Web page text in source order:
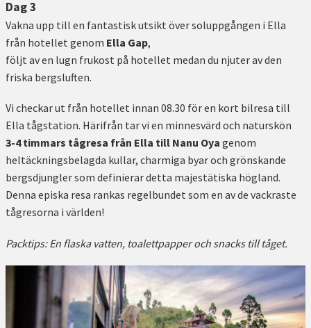
Dag 3
Vakna upp till en fantastisk utsikt över soluppgången i Ella
från hotellet genom Ella Gap,
följt av en lugn frukost på hotellet medan du njuter av den
friska bergsluften.
Vi checkar ut från hotellet innan 08.30 för en kort bilresa till
Ella tågstation. Härifrån tar vi en minnesvärd och naturskön
3-4 timmars tågresa från Ella till Nanu Oya genom
heltäckningsbelagda kullar, charmiga byar och grönskande
bergsdjungler som definierar detta majestätiska högland.
Denna episka resa rankas regelbundet som en av de vackraste
tågresorna i världen!
Packtips: En flaska vatten, toalettpapper och snacks till tåget.